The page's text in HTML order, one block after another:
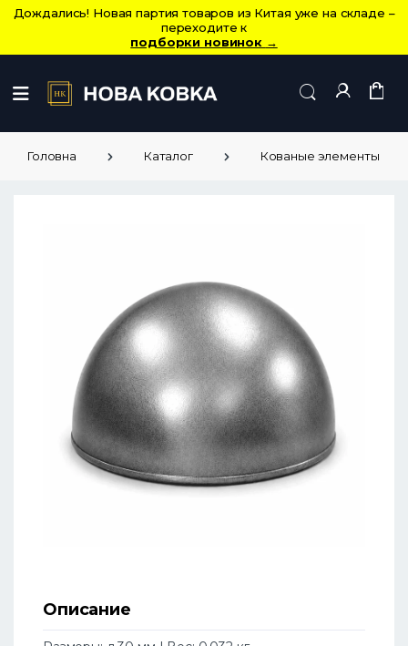
Дождались! Новая партия товаров из Китая уже на складе –
переходите к
подборки новинок →
Головна Каталог Кованые элементы
Описание